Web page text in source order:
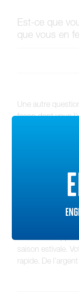
Est-ce que
que vous en
Une autre
façon dont vous
venu seulement?
réduire la force
le pied carré
Évidemment, ce
journées très
(Btu/h) pour
saison estivale.
rapide. De